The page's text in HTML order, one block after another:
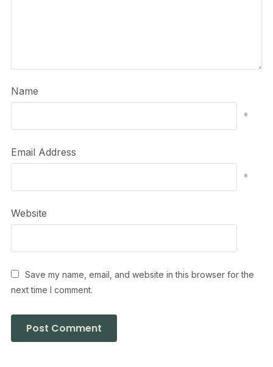
Name
*
Email Address
*
Website
Save my name, email, and website in this browser for the
next time I comment.